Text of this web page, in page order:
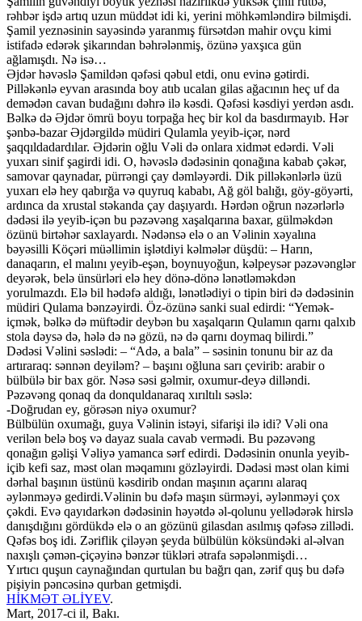
rəhbər işdə artıq uzun müddət idi ki, yerini möhkəmləndirə bilmişdi.
Şamil yeznəsinin sayəsində yaranmış fürsətdən mahir ovçu kimi
istifadə edərək şikarından bəhrələnmiş, özünə yaxşıca gün
ağlamışdı. Nə isə…
Əjdər həvəslə Şamildən qəfəsi qəbul etdi, onu evinə gətirdi.
Pilləkənlə eyvan arasında boy atıb ucalan gilas ağacının heç uf da
demədən cavan budağını dəhrə ilə kəsdi. Qəfəsi kəsdiyi yerdən asdı.
Bəlkə də Əjdər ömrü boyu torpağa heç bir kol da basdırmayıb. Hər
şənbə-bazar Əjdərgildə müdiri Qulamla yeyib-içər, nərd
şaqqıldadardılar. Əjdərin oğlu Vəli də onlara xidmət edərdi. Vəli
yuxarı sinif şagirdi idi. O, həvəslə dədəsinin qonağına kabab çəkər,
samovar qaynadar, pürrəngi çay dəmləyərdi. Dik pilləkənlərlə üzü
yuxarı elə hey qabırğa və quyruq kababı, Ağ göl balığı, göy-göyərti,
ardınca da xrustal stəkanda çay daşıyardı. Hərdən oğrun nəzərlərlə
dədəsi ilə yeyib-içən bu pəzəvəng xaşalqarına baxar, gülməkdən
özünü birtəhər saxlayardı. Nədənsə elə o an Vəlinin xəyalına
bəyəsilli Köçəri müəllimin işlətdiyi kəlmələr düşdü: – Harın,
danaqarın, el malını yeyib-eşən, boynuyoğun, kəlpeysər pəzəvənglər
deyərək, belə ünsürləri elə hey dönə-dönə lənətləməkdən
yorulmazdı. Elə bil hədəfə aldığı, lənətlədiyi o tipin biri də dədəsinin
müdiri Qulama bənzəyirdi. Öz-özünə sanki sual edirdi: “Yemək-
içmək, bəlkə də müftədir deybən bu xaşalqarın Qulamın qarnı qalxıb
stola dəysə də, hələ də nə gözü, nə də qarnı doymaq bilirdi.”
Dədəsi Vəlini səslədi: – “Adə, a bala” – səsinin tonunu bir az da
artıraraq: sənnən deyiləm? – başını oğluna sarı çevirib: arabir o
bülbülə bir bax gör. Nəsə səsi gəlmir, oxumur-deyə dilləndi.
Pəzəvəng qonaq da donquldanaraq xırıltılı səslə:
-Doğrudan ey, görəsən niyə oxumur?
Bülbülün oxumağı, guya Vəlinin istəyi, sifarişi ilə idi? Vəli ona
verilən belə boş və dayaz suala cavab vermədi. Bu pəzəvəng
qonağın gəlişi Vəliyə yamanca sərf edirdi. Dədəsinin onunla yeyib-
içib kefi saz, məst olan məqamını gözləyirdi. Dədəsi məst olan kimi
dərhal başının üstünü kəsdirib ondan maşının açarını alaraq
əylənməyə gedirdi.Vəlinin bu dəfə maşın sürməyi, əylənməyi çox
çəkdi. Evə qayıdarkən dədəsinin həyətdə əl-qolunu yellədərək hirslə
danışdığını gördükdə elə o an gözünü gilasdan asılmış qəfəsə zillədi.
Qəfəs boş idi. Zəriflik çiləyən şeyda bülbülün köksündəki al-əlvan
naxışlı çəmən-çiçəyinə bənzər tükləri ətrafa səpələnmişdi…
Yırtıcı quşun caynağından qurtulan bu bağrı qan, zərif quş bu dəfə
pişiyin pəncəsinə qurban getmişdi.
HİKMƏT ƏLİYEV.
Mart, 2017-ci il, Bakı.